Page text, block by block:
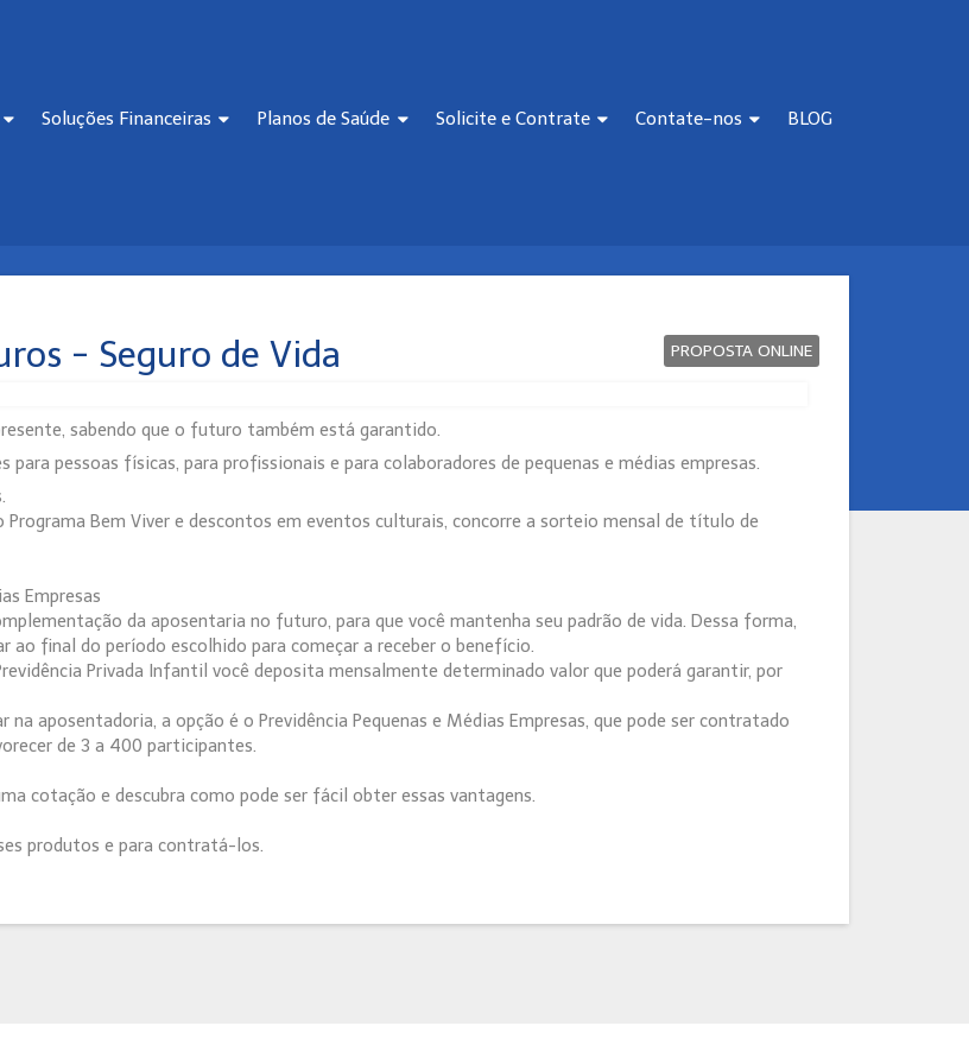
Soluções Financeiras Planos de Saúde Solicite e Contrate Contate-nos BLOG
PROPOSTA ONLINE
- Seguro de Vida
sabendo que o futuro também está garantido.
pessoas físicas, para profissionais e para colaboradores de pequenas e médias empresas.
Bem Viver e descontos em eventos culturais, concorre a sorteio mensal de título de
Empresas
da aposentaria no futuro, para que você mantenha seu padrão de vida. Dessa forma,
ao final do período escolhido para começar a receber o benefício.
Privada Infantil você deposita mensalmente determinado valor que poderá garantir, por
aposentadoria, a opção é o Previdência Pequenas e Médias Empresas, que pode ser contratado
de 3 a 400 participantes.
cotação e descubra como pode ser fácil obter essas vantagens.
produtos e para contratá-los.